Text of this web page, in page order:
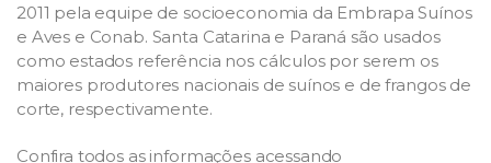
2011 pela equipe de socioeconomia da Embrapa Suínos
e Aves e Conab. Santa Catarina e Paraná são usados
como estados referência nos cálculos por serem os
maiores produtores nacionais de suínos e de frangos de
corte, respectivamente.
Confira todos as informações acessando